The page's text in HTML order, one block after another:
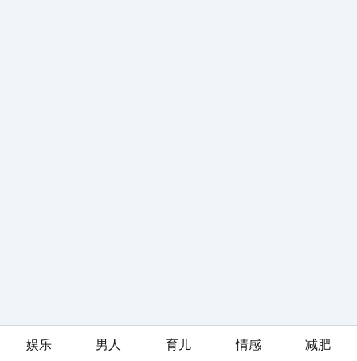
娱乐 男人 育儿 情感 减肥